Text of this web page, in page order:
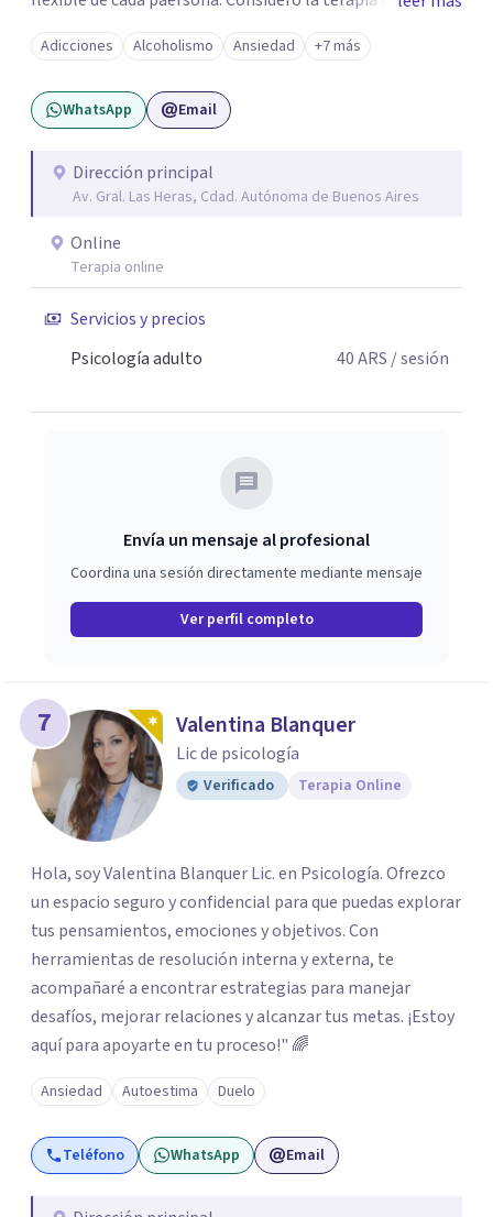
espacio de escucha, construcción y transformación,
adpatando el contexto de cada persona para ayudarla de
la mejor manera posible.
Adicciones Alcoholismo Ansiedad +7 más
WhatsApp Email
Dirección principal
Av. Gral. Las Heras, Cdad. Autónoma de Buenos Aires
Online
Terapia online
Servicios y precios
Psicología adulto
40ARS / sesión
Envía un mensaje al profesional
Coordina una sesión directamente mediante mensaje
Ver perfil completo
7 Valentina Blanquer
Lic de psicología
Verificado Terapia Online
Hola, soy Valentina Blanquer Lic. en Psicología. Ofrezco
un espacio seguro y confidencial para que puedas explorar
tus pensamientos, emociones y objetivos. Con
herramientas de resolución interna y externa, te
acompañaré a encontrar estrategias para manejar
desafíos, mejorar relaciones y alcanzar tus metas. ¡Estoy
aquí para apoyarte en tu proceso!" 🌈
Ansiedad Autoestima Duelo
Teléfono WhatsApp Email